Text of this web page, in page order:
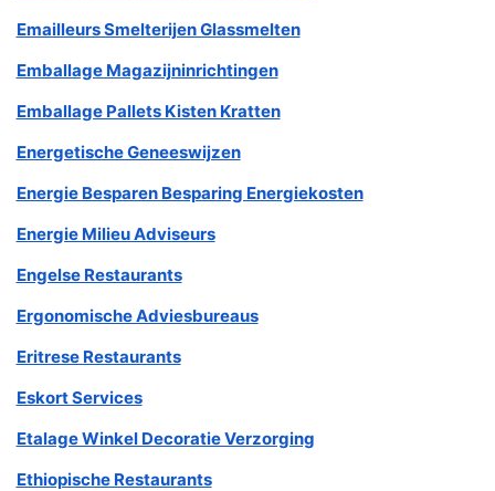
Emailleurs Smelterijen Glassmelten
Emballage Magazijninrichtingen
Emballage Pallets Kisten Kratten
Energetische Geneeswijzen
Energie Besparen Besparing Energiekosten
Energie Milieu Adviseurs
Engelse Restaurants
Ergonomische Adviesbureaus
Eritrese Restaurants
Eskort Services
Etalage Winkel Decoratie Verzorging
Ethiopische Restaurants